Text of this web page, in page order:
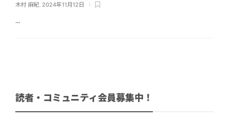
木村 麻紀 2024年11月12日
...
読者・コミュニティ会員募集中！